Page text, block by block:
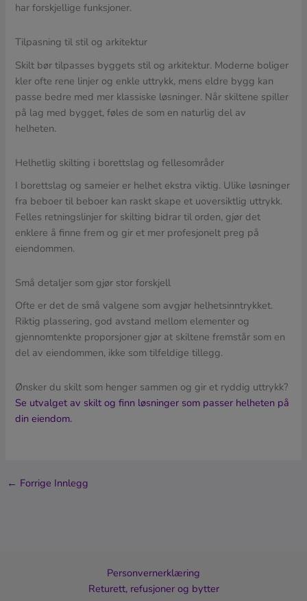
har forskjellige funksjoner.
Tilpasning til stil og arkitektur
Skilt bør tilpasses byggets stil og arkitektur. Moderne boliger
kler ofte rene linjer og enkle uttrykk, mens eldre bygg kan
passe bedre med mer klassiske løsninger. Når skiltene spiller
på lag med bygget, føles de som en naturlig del av
helheten.
Helhetlig skilting i borettslag og fellesområder
I borettslag og sameier er helhet ekstra viktig. Ulike løsninger
fra beboer til beboer kan raskt skape et uoversiktlig uttrykk.
Felles retningslinjer for skilting bidrar til orden, gjør det
enklere å finne frem og gir et mer profesjonelt preg på
eiendommen.
Små detaljer som gjør stor forskjell
Ofte er det de små valgene som avgjør helhetsinntrykket.
Riktig plassering, god avstand mellom elementer og
gjennomtenkte proporsjoner gjør at skiltene fremstår som en
del av eiendommen, ikke som tilfeldige tillegg.
Ønsker du skilt som henger sammen og gir et ryddig uttrykk?
Se utvalget av skilt og finn løsninger som passer helheten på
din eiendom.
← Forrige Innlegg
Personvernerklæring
Returett, refusjoner og bytter